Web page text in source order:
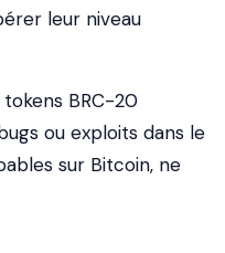
leur niveau
tokens BRC-20
ou exploits dans le
sur Bitcoin, ne